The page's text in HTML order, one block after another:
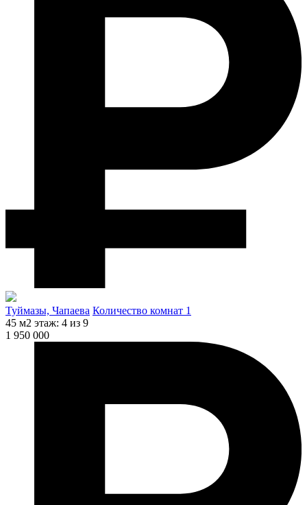
Туймазы, Чапаева Количество комнат 1
45 м2 этаж: 4 из 9
1 950 000